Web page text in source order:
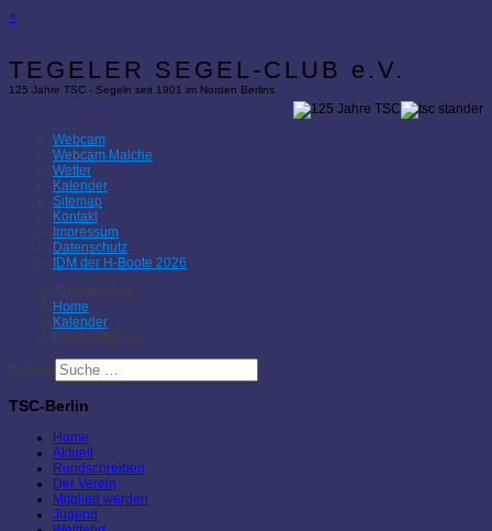
×
TEGELER SEGEL-CLUB e.V.
125 Jahre TSC - Segeln seit 1901 im Norden Berlins
Webcam
Webcam Malche
Wetter
Kalender
Sitemap
Kontakt
Impressum
Datenschutz
IDM der H-Boote 2026
Aktuelle Seite:
Home
Kalender
Praxis SBF See
Suchen
TSC-Berlin
Home
Aktuell
Rundschreiben
Der Verein
Mitglied werden
Jugend